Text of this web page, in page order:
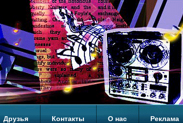
Друзья Контакты О нас Реклама